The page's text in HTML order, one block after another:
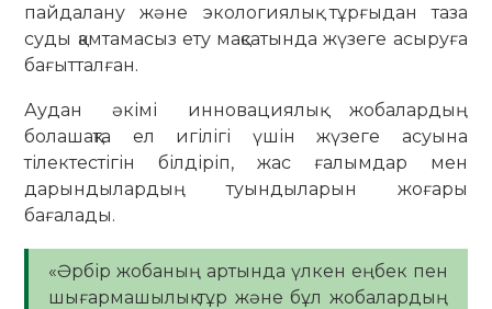
пайдалану және экологиялық тұрғыдан таза
суды қамтамасыз ету мақсатында жүзеге асыруға
бағытталған.
Аудан әкімі инновациялық жобалардың
болашақта ел игілігі үшін жүзеге асуына
тілектестігін білдіріп, жас ғалымдар мен
дарындылардың туындыларын жоғары
бағалады.
«Әрбір жобаның артында үлкен еңбек пен
шығармашылық тұр және бұл жобалардың